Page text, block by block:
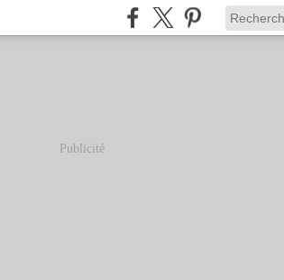
Publicité